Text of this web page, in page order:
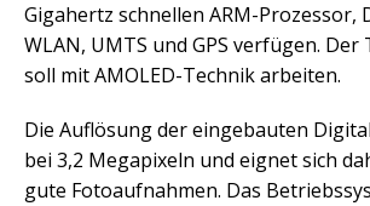
Gigahertz schnellen ARM-Prozessor,
WLAN, UMTS und GPS verfügen. Der
soll mit AMOLED-Technik arbeiten.
Die Auflösung der eingebauten
bei 3,2 Megapixeln und eignet sich
gute Fotoaufnahmen. Das